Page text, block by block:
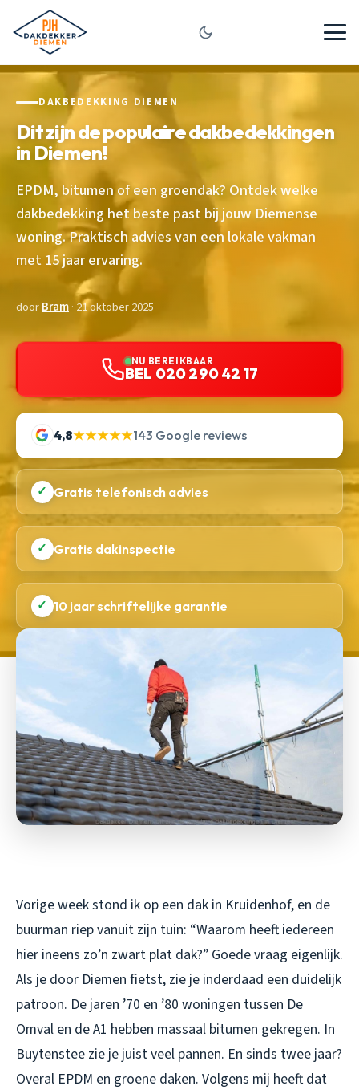
DAKBEDEKKING DIEMEN
Dit zijn de populaire dakbedekkingen
in Diemen!
EPDM, bitumen of een groendak? Ontdek welke
dakbedekking het beste past bij jouw Diemense
woning. Praktisch advies van een lokale vakman
met 15 jaar ervaring.
doorBram· 21 oktober 2025
NU BEREIKBAAR
BEL 020 290 42 17
4,8★★★★★143 Google reviews
✓ Gratis telefonisch advies
✓ Gratis dakinspectie
✓ 10 jaar schriftelijke garantie
Vorige week stond ik op een dak in Kruidenhof, en de
buurman riep vanuit zijn tuin: “Waarom heeft iedereen
hier ineens zo’n zwart plat dak?” Goede vraag eigenlijk.
Als je door Diemen fietst, zie je inderdaad een duidelijk
patroon. De jaren ’70 en ’80 woningen tussen De
Omval en de A1 hebben massaal bitumen gekregen. In
Buytenstee zie je juist veel pannen. En sinds twee jaar?
Overal EPDM en groene daken. Volgens mij heeft dat